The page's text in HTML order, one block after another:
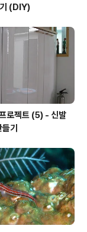
(DIY)
로젝트 (5) - 신발
기